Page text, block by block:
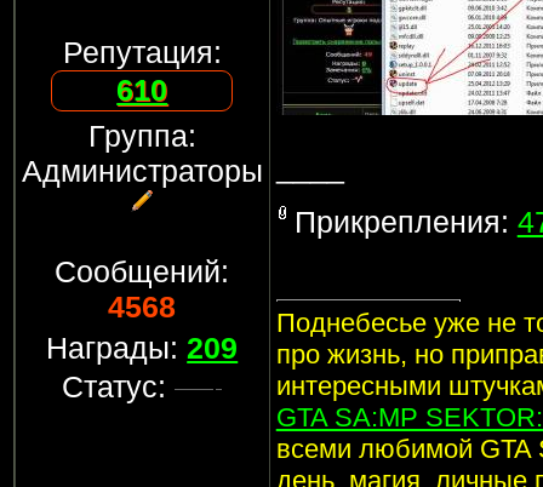
Репутация:
610
Группа:
Администраторы
Сообщений:
4568
Награды:209
Статус:
Прикрепления:
Поднебесье уже не
про жизнь, но
интересными
GTA SA:MP
всеми любимой GTA
день, магия, личные